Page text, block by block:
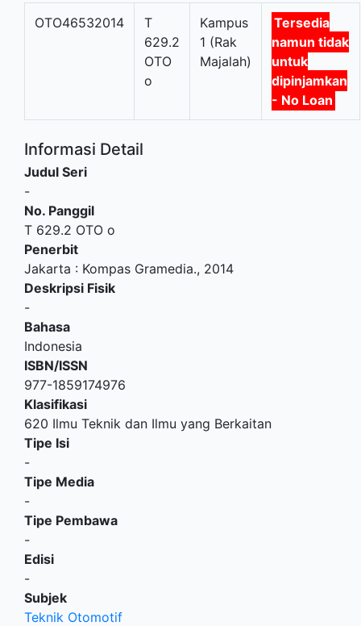
OTO46532014
T
629.2
OTO
o
Kampus
1 (Rak
Majalah)
Tersedia
namun tidak
untuk
dipinjamkan
- No Loan
Informasi Detail
Judul Seri
-
No. Panggil
T 629.2 OTO o
Penerbit
Jakarta : Kompas Gramedia., 2014
Deskripsi Fisik
-
Bahasa
Indonesia
ISBN/ISSN
977-1859174976
Klasifikasi
620 Ilmu Teknik dan Ilmu yang Berkaitan
Tipe Isi
-
Tipe Media
-
Tipe Pembawa
-
Edisi
-
Subjek
Teknik Otomotif